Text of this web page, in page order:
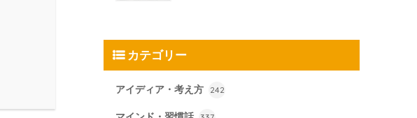
カテゴリー
アイディア・考え方 242